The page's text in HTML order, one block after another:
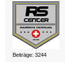
Beiträge: 3244